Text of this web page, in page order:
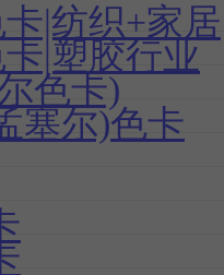
|纺织+家居
|塑胶行业
色卡)
塞尔)色卡